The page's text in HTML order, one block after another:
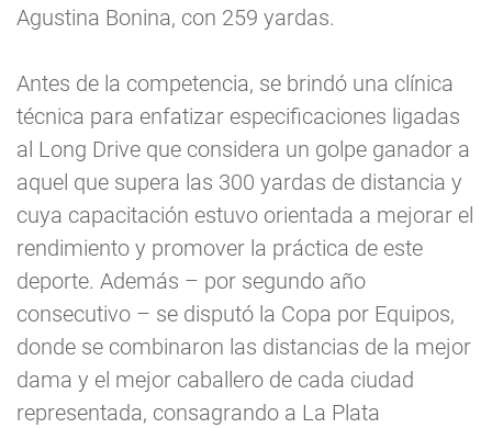
Agustina Bonina, con 259 yardas.
Antes de la competencia, se brindó una clínica
técnica para enfatizar especificaciones ligadas
al Long Drive que considera un golpe ganador a
aquel que supera las 300 yardas de distancia y
cuya capacitación estuvo orientada a mejorar el
rendimiento y promover la práctica de este
deporte. Además – por segundo año
consecutivo – se disputó la Copa por Equipos,
donde se combinaron las distancias de la mejor
dama y el mejor caballero de cada ciudad
representada, consagrando a La Plata